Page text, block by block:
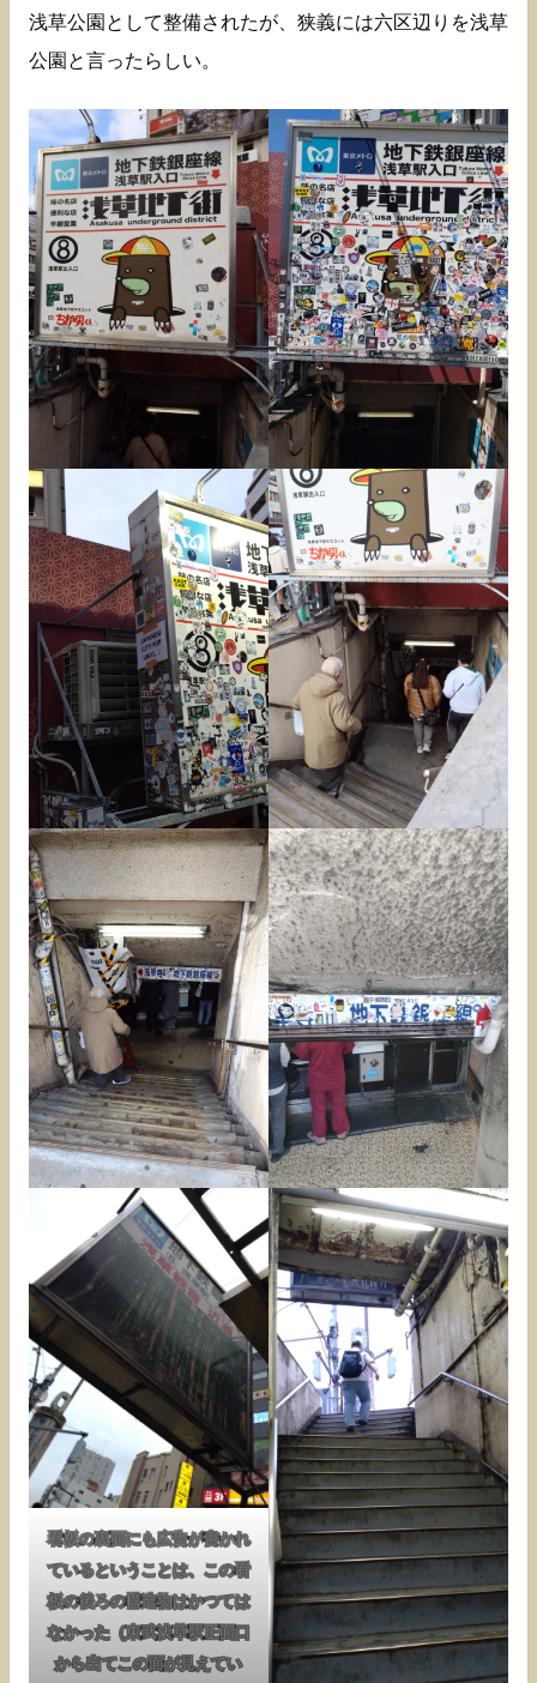
浅草公園として整備されたが、狭義には六区辺りを浅草
公園と言ったらしい。
看板の裏面にも広告が書かれ
ているということは、この看
板の後ろの構造物はかつては
なかった（東武浅草駅正面口
から出てこの面が見えてい